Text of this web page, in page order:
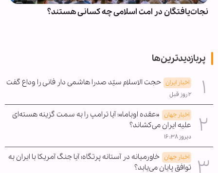
نجات‌یافتگان در امت اسلامی چه کسانی هستند؟
پربازدیدترین‌ها
اخبار ایران حجت الاسلام سیّد صدرا هاشمی دار فانی را وداع گفت
۲ روز قبل
اخبار جهان «عقده اوباما»؛ آیا ترامپ را به سمت گزینه هسته‌ای
علیه ایران می‌کشاند؟
دیروز ۱۶:۳۸
اخبار جهان خاورمیانه در آستانه پرتگاه؛ آیا جنگ آمریکا با ایران به
توافق پایان می‌یابد؟